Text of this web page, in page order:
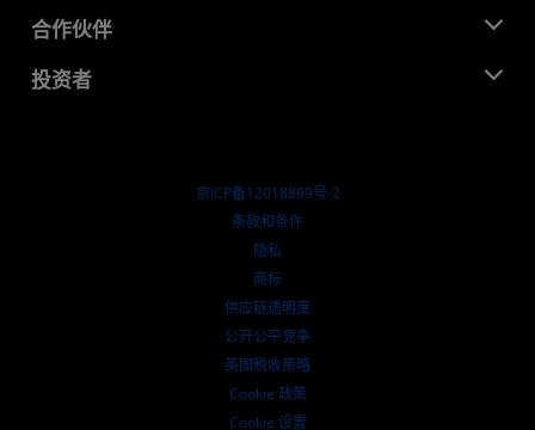
就业机会
联系我们
媒体库
开发中心
成功案例
合作伙伴
AMD 合作伙伴中心
投资者
京ICP备12018899号-2
​条款和条件
隐私
商标
供应链透明度
公开公平竞争
英国税收策略
Cookie 政策
Cookie 设置